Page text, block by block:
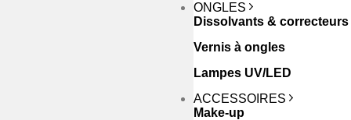
ONGLES
Dissolvants & correcteurs
Vernis à ongles
Lampes UV/LED
ACCESSOIRES
Make-up